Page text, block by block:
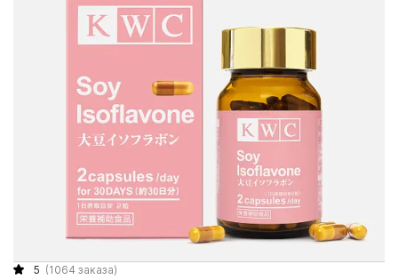
5 (1064 заказа)